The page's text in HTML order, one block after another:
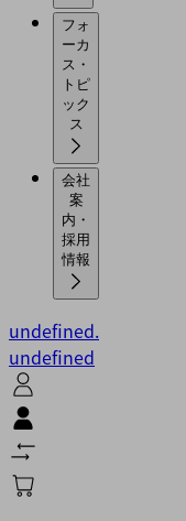
フォ
ーカ
ス・
トピ
ック
会社
案
内・
採用
情報
undefined.
undefined